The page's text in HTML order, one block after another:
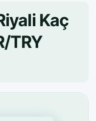
Kaç
TRY